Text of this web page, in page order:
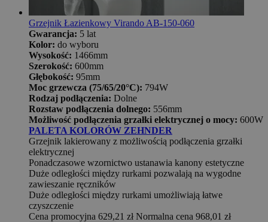
Grzejnik Łazienkowy Virando AB-150-060
Gwarancja: 5 lat
Kolor: do wyboru
Wysokość: 1466mm
Szerokość: 600mm
Głębokość: 95mm
Moc grzewcza (75/65/20°C): 794W
Rodzaj podłączenia: Dolne
Rozstaw podłączenia dolnego: 556mm
Możliwość podłączenia grzałki elektrycznej o mocy: 600W
PALETA KOLORÓW ZEHNDER
Grzejnik lakierowany z możliwością podłączenia grzałki
elektrycznej
Ponadczasowe wzornictwo ustanawia kanony estetyczne
Duże odległości między rurkami pozwalają na wygodne
zawieszanie ręczników
Duże odległości między rurkami umożliwiają łatwe
czyszczenie
Cena promocyjna 629,21 zł Normalna cena 968,01 zł